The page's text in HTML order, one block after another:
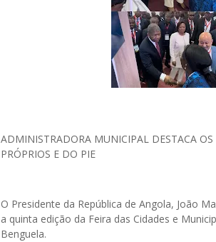
‎ADMINISTRADORA MUNICIPAL DESTACA OS
PRÓPRIOS E DO PIE
‎O Presidente da República de Angola, João
a quinta edição da Feira das Cidades e
Benguela.